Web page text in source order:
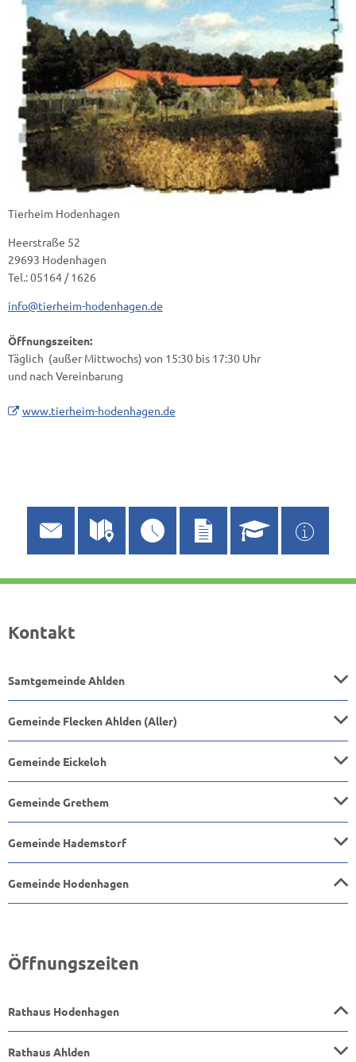
Tierheim Hodenhagen
Heerstraße 52
29693 Hodenhagen
Tel.: 05164 / 1626
info@tierheim-hodenhagen.de
Öffnungszeiten:
Täglich (außer Mittwochs) von 15:30 bis 17:30 Uhr
und nach Vereinbarung
www.tierheim-hodenhagen.de
Kontakt
Samtgemeinde Ahlden
Gemeinde Flecken Ahlden (Aller)
Gemeinde Eickeloh
Gemeinde Grethem
Gemeinde Hademstorf
Gemeinde Hodenhagen
Öffnungszeiten
Rathaus Hodenhagen
Rathaus Ahlden